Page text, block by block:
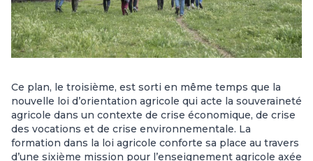
Ce plan, le troisième, est sorti en même temps que la
nouvelle loi d’orientation agricole qui acte la souveraineté
agricole dans un contexte de crise économique, de crise
des vocations et de crise environnementale. La
formation dans la loi agricole conforte sa place au travers
d’une sixième mission pour l’enseignement agricole axée